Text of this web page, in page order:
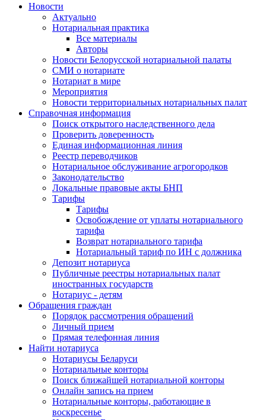
Новости
Актуально
Нотариальная практика
Все материалы
Авторы
Новости Белорусской нотариальной палаты
СМИ о нотариате
Нотариат в мире
Мероприятия
Новости территориальных нотариальных палат
Справочная информация
Поиск открытого наследственного дела
Проверить доверенность
Единая информационная линия
Реестр переводчиков
Нотариальное обслуживание агрогородков
Законодательство
Локальные правовые акты БНП
Тарифы
Тарифы
Освобождение от уплаты нотариального
тарифа
Возврат нотариального тарифа
Нотариальный тариф по ИН с должника
Депозит нотариуса
Публичные реестры нотариальных палат
иностранных государств
Нотариус - детям
Обращения граждан
Порядок рассмотрения обращений
Личный прием
Прямая телефонная линия
Найти нотариуса
Нотариусы Беларуси
Нотариальные конторы
Поиск ближайшей нотариальной конторы
Онлайн запись на прием
Нотариальные конторы, работающие в
воскресенье